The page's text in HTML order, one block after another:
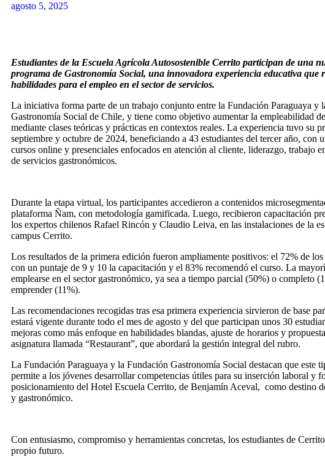
agosto 5, 2025
Estudiantes de la Escuela Agrícola Autosostenible Cerrito participan de una
programa de Gastronomía Social, una innovadora experiencia educativa que
habilidades para el empleo en el sector de servicios.
La iniciativa forma parte de un trabajo conjunto entre la Fundación Paraguaya y
Gastronomía Social de Chile, y tiene como objetivo aumentar la empleabilidad
mediante clases teóricas y prácticas en contextos reales. La experiencia tuvo su
septiembre y octubre de 2024, beneficiando a 43 estudiantes del tercer año, con
cursos online y presenciales enfocados en atención al cliente, liderazgo, trabajo
de servicios gastronómicos.
Durante la etapa virtual, los participantes accedieron a contenidos
plataforma Ñam, con metodología gamificada. Luego, recibieron capacitación
los expertos chilenos Rafael Rincón y Claudio Leiva, en las instalaciones de la
campus Cerrito.
Los resultados de la primera edición fueron ampliamente positivos: el 72% de los
con un puntaje de 9 y 10 la capacitación y el 83% recomendó el curso. La
emplearse en el sector gastronómico, ya sea a tiempo parcial (50%) o completo
emprender (11%).
Las recomendaciones recogidas tras esa primera experiencia sirvieron de base
estará vigente durante todo el mes de agosto y del que participan unos 30
mejoras como más enfoque en habilidades blandas, ajuste de horarios y
asignatura llamada “Restaurant”, que abordará la gestión integral del rubro.
La Fundación Paraguaya y la Fundación Gastronomía Social destacan que este
permite a los jóvenes desarrollar competencias útiles para su inserción laboral y
posicionamiento del Hotel Escuela Cerrito, de Benjamín Aceval, como destino
y gastronómico.
Con entusiasmo, compromiso y herramientas concretas, los estudiantes de
propio futuro.